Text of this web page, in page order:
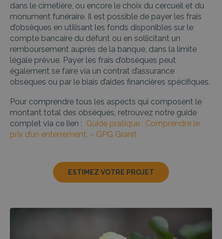
dans le cimetière, ou encore le choix du cercueil et du
monument funéraire. Il est possible de payer les frais
d’obsèques en utilisant les fonds disponibles sur le
compte bancaire du défunt ou en sollicitant un
remboursement auprès de la banque, dans la limite
légale prévue. Payer les frais d’obsèques peut
également se faire via un contrat d’assurance
obsèques ou par le biais d’aides financières spécifiques.
Pour comprendre tous les aspects qui composent le
montant total des obsèques, retrouvez notre guide
complet via ce lien : Guide pratique : Comprendre le
prix d’un enterrement. – GPG Granit
ESTIMEZ VOTRE PROJET